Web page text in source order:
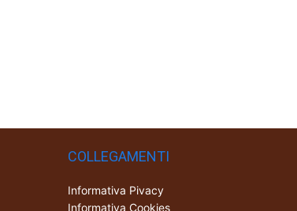
COLLEGAMENTI
Informativa Pivacy
Informativa Cookies